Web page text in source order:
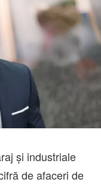
și industriale
de afaceri de